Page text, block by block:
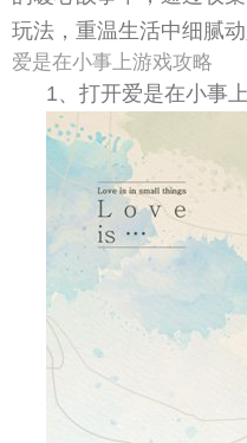
玩法，重温生活中细腻动
爱是在小事上游戏攻略
1、打开爱是在小事